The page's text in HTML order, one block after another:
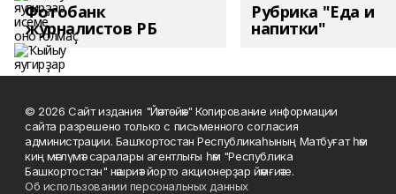
Фотобанк
журналистов РБ
Рубрика "Еда и
напитки"
© 2026 Сайт издания "Йәнтөйәк" Копирование информации
сайта разрешено только с письменного согласия
администрации. Башҡортостан Республикаһының Матбуғат һәм
киң мәғлүмәт саралары агентлығы һәм "Республика
Башкортостан" нәшриәт йорто акционерҙар йәмғиәте.
Об использовании персональных данных